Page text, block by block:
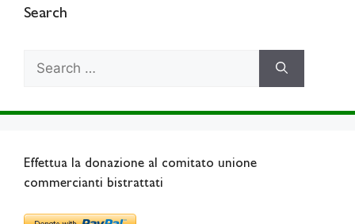
Search
Effettua la donazione al comitato unione
commercianti bistrattati